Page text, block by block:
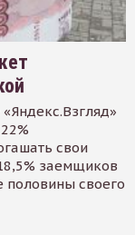
свои
заемщиков
своего